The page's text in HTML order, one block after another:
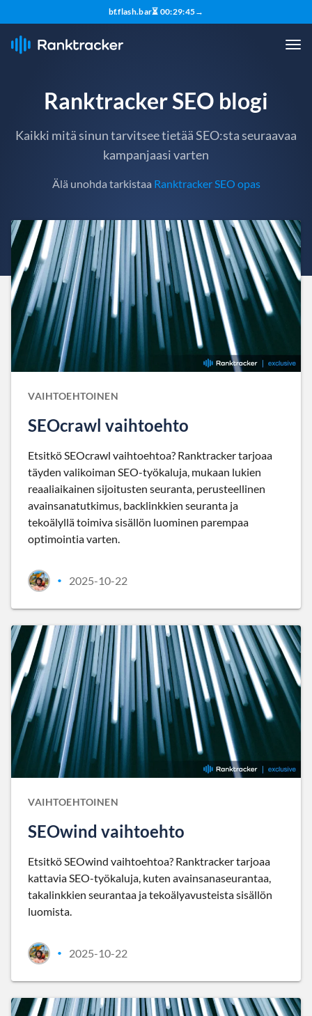
bf.flash.bar⏳ 00:29:43→
Ranktracker SEO blogi
Kaikki mitä sinun tarvitsee tietää SEO:sta seuraavaa
kampanjaasi varten
Älä unohda tarkistaa Ranktracker SEO opas
VAIHTOEHTOINEN
SEOcrawl vaihtoehto
Etsitkö SEOcrawl vaihtoehtoa? Ranktracker tarjoaa
täyden valikoiman SEO-työkaluja, mukaan lukien
reaaliaikainen sijoitusten seuranta, perusteellinen
avainsanatutkimus, backlinkkien seuranta ja
tekoälyllä toimiva sisällön luominen parempaa
optimointia varten.
• 2025-10-22
VAIHTOEHTOINEN
SEOwind vaihtoehto
Etsitkö SEOwind vaihtoehtoa? Ranktracker tarjoaa
kattavia SEO-työkaluja, kuten avainsanaseurantaa,
takalinkkien seurantaa ja tekoälyavusteista sisällön
luomista.
• 2025-10-22